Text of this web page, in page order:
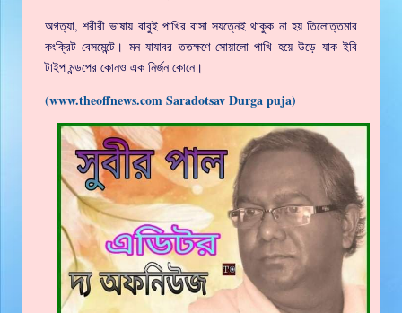
অগত্যা, শরীরী ভাষায় বাবুই পাখির বাসা সযত্নেই থাকুক না হয় তিলোত্তমার
কংক্রিট বেসমেন্টে। মন যাযাবর ততক্ষণে সোয়ালো পাখি হয়ে উড়ে যাক ইবি
টাইপ মন্ডপের কোনও এক নির্জন কোনে।
(www.theoffnews.com Saradotsav Durga puja)